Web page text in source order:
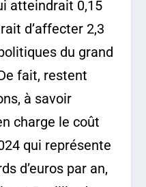
atteindrait 0,15
d’affecter 2,3
du grand
fait, restent
à savoir
charge le coût
qui représente
d’euros par an,